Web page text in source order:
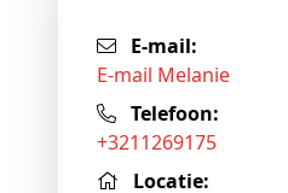
E-mail:
E-mail Melanie
Telefoon:
+3211269175
Locatie: